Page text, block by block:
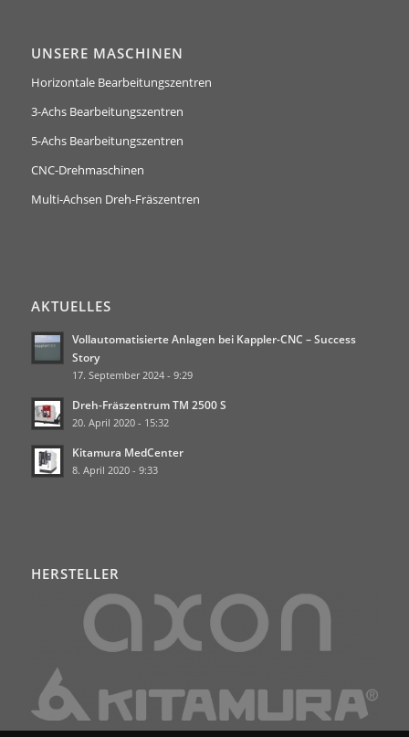
UNSERE MASCHINEN
Horizontale Bearbeitungszentren
3-Achs Bearbeitungszentren
5-Achs Bearbeitungszentren
CNC-Drehmaschinen
Multi-Achsen Dreh-Fräszentren
AKTUELLES
Vollautomatisierte Anlagen bei Kappler-CNC – Success
Story
17. September 2024 - 9:29
Dreh-Fräszentrum TM 2500 S
20. April 2020 - 15:32
Kitamura MedCenter
8. April 2020 - 9:33
HERSTELLER